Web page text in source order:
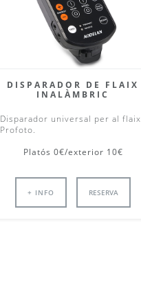
DISPARADOR DE FLAIX
INALÀMBRIC
Disparador universal per al flaix
Profoto.
Platós 0€/exterior 10€
+ INFO RESERVA